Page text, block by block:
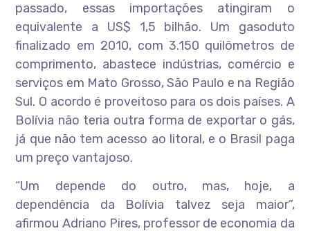
passado, essas importações atingiram o
equivalente a US$ 1,5 bilhão. Um gasoduto
finalizado em 2010, com 3.150 quilômetros de
comprimento, abastece indústrias, comércio e
serviços em Mato Grosso, São Paulo e na Região
Sul. O acordo é proveitoso para os dois países. A
Bolívia não teria outra forma de exportar o gás,
já que não tem acesso ao litoral, e o Brasil paga
um preço vantajoso.
“Um depende do outro, mas, hoje, a
dependência da Bolívia talvez seja maior”,
afirmou Adriano Pires, professor de economia da